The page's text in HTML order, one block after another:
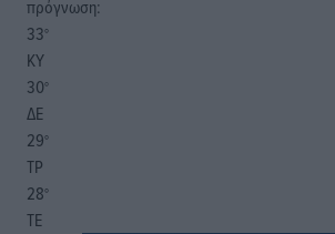
πρόγνωση:
33°
ΚΥ
30°
ΔΕ
29°
ΤΡ
28°
ΤΕ